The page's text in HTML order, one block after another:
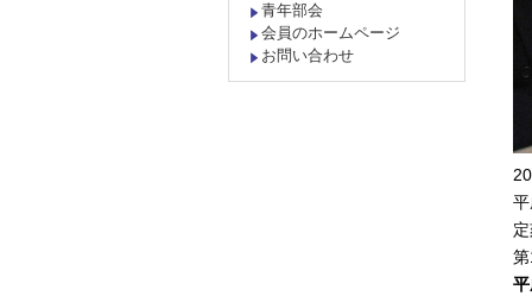
青年部会
会員のホームページ
お問い合わせ